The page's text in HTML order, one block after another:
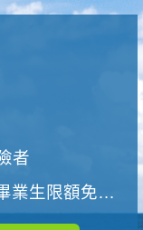
者
限額免費參加